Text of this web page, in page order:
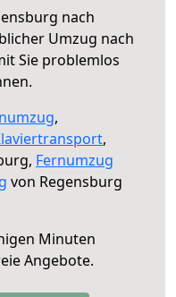
nach
Umzug nach
Sie problemlos
,
,
Fernumzug
von Regensburg
Minuten
Angebote.